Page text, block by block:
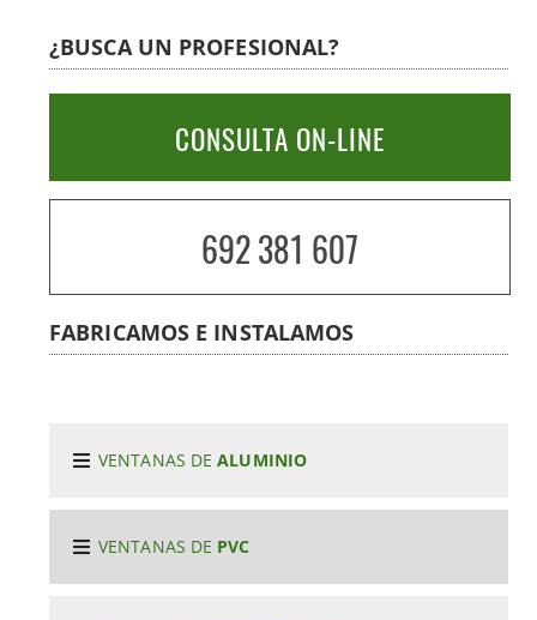
¿BUSCA UN PROFESIONAL?
CONSULTA ON-LINE
692 381 607
FABRICAMOS E INSTALAMOS
VENTANAS DEALUMINIO
VENTANAS DE PVC